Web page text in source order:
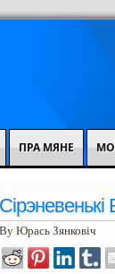
ПРА МЯНЕ
By Юрась Зянковіч